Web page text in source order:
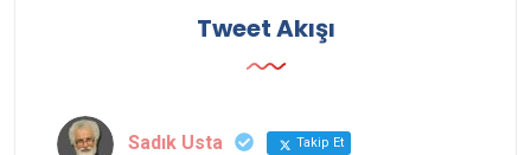
Tweet Akışı
Sadık Usta Takip Et